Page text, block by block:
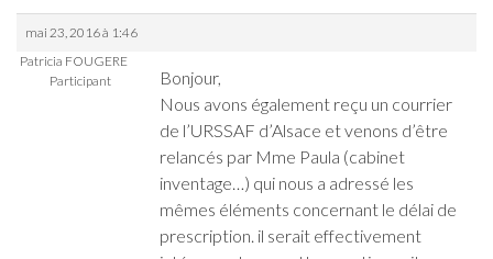
mai 23, 2016 à 1:46
Patricia FOUGERE
Participant
Bonjour,
Nous avons également reçu un courrier
de l’URSSAF d’Alsace et venons d’être
relancés par Mme Paula (cabinet
inventage…) qui nous a adressé les
mêmes éléments concernant le délai de
prescription. il serait effectivement